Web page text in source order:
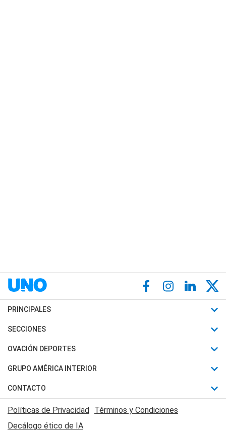
PRINCIPALES
Últimas Noticias
Política
Judiciales
Economia
SECCIONES
Horóscopo
Motores
Trucos caseros
Series y Películas
OVACIÓN DEPORTES
Fútbol
Mundial
Automovilismo
Rugby
GRUPO AMÉRICA INTERIOR
Canal 7 en Vivo
CONTACTO
Acerca de Nosotros
Contactanos
Políticas de Privacidad Términos y Condiciones
Decálogo ético de IA